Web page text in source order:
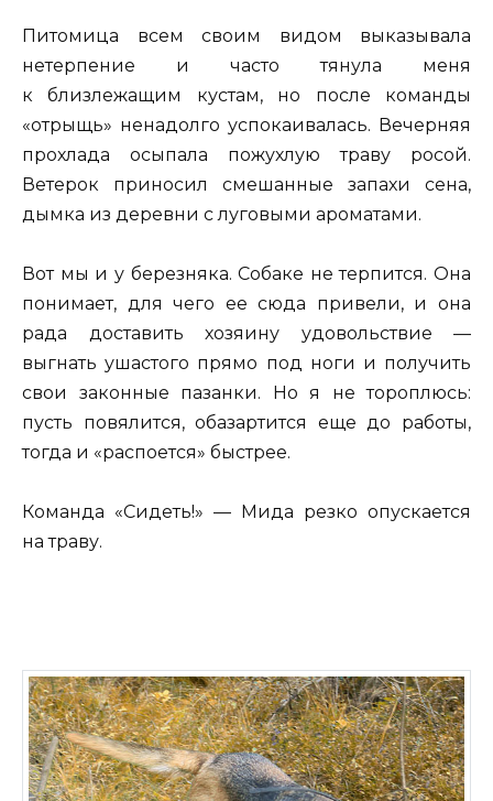
Питомица всем своим видом выказывала
нетерпение и часто тянула меня
к близлежащим кустам, но после команды
«отрыщь» ненадолго успокаивалась. Вечерняя
прохлада осыпала пожухлую траву росой.
Ветерок приносил смешанные запахи сена,
дымка из деревни с луговыми ароматами.
Вот мы и у березняка. Собаке не терпится. Она
понимает, для чего ее сюда привели, и она
рада доставить хозяину удовольствие —
выгнать ушастого прямо под ноги и получить
свои законные пазанки. Но я не тороплюсь:
пусть повялится, обазартится еще до работы,
тогда и «распоется» быстрее.
Команда «Сидеть!» — Мида резко опускается
на траву.